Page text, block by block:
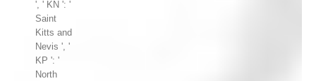
', ' KN ': '
Saint
Kitts and
Nevis ', '
KP ': '
North